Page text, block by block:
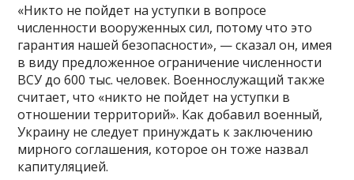
«Никто не пойдет на уступки в вопросе
численности вооруженных сил, потому что это
гарантия нашей безопасности», — сказал он, имея
в виду предложенное ограничение численности
ВСУ до 600 тыс. человек. Военнослужащий также
считает, что «никто не пойдет на уступки в
отношении территорий». Как добавил военный,
Украину не следует принуждать к заключению
мирного соглашения, которое он тоже назвал
капитуляцией.